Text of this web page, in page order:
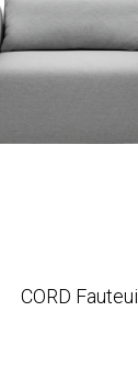
CORD Fauteuil